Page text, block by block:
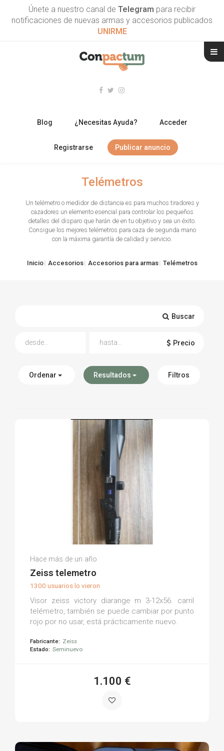
Únete a nuestro canal de Telegram para recibir
notificaciones de nuevas armas y accesorios publicados
UNIRME
Blog ¿Necesitas Ayuda? Acceder
Registrarse Publicar anuncio
ARMAS CORTAS
TIRO Y COMPETICIÓN
AIRE COMPRIMIDO
Telémetros
Un telémetro o medidor de distancia es para muchos tiradores y
cazadores un elemento esencial para controlar los pequeños
detalles del disparo que harán de en tu objetivo y sea un éxito.
Consigue los mejores telémetros para caza de segunda mano
con la máxima garantía de calidad y servicio.
Inicio Accesorios Accesorios para armas Telémetros
Buscar
Precio
Ordenar Resultados Filtros
Eduardo F.
Hace más de un año
Zeiss telemetro
1300 usuarios lo vieron
Visor zeiss victory diarange m 3-12x56. carril
telémetro, también se puede cambiar por punto
rojo por no usar, está prácticamente nuevo.
Fabricante: Zeiss
Estado: Seminuevo
1.100 €